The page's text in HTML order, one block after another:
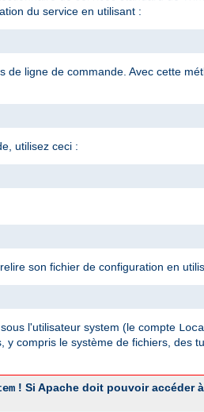
du service en utilisant :
ligne de commande. Avec cette
utilisez ceci :
son fichier de configuration en
l'utilisateur system (le compte
compris le système de fichiers, des
! Si Apache doit pouvoir accéder